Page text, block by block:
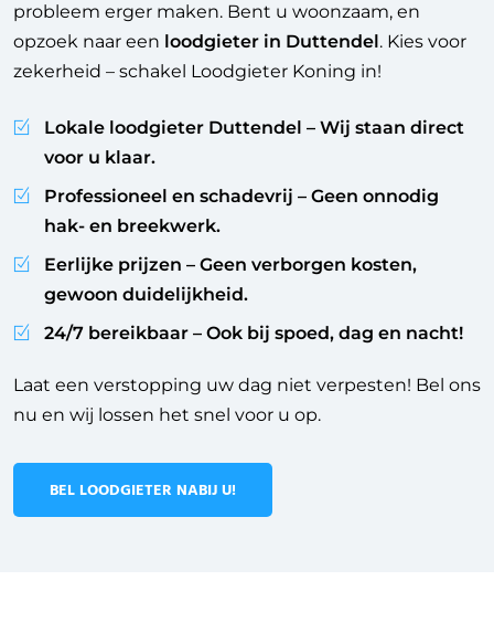
probleem erger maken. Bent u woonzaam, en
opzoek naar een loodgieter in Duttendel. Kies voor
zekerheid – schakel Loodgieter Koning in!
Lokale loodgieter Duttendel – Wij staan direct
voor u klaar.
Professioneel en schadevrij – Geen onnodig
hak- en breekwerk.
Eerlijke prijzen – Geen verborgen kosten,
gewoon duidelijkheid.
24/7 bereikbaar – Ook bij spoed, dag en nacht!
Laat een verstopping uw dag niet verpesten! Bel ons
nu en wij lossen het snel voor u op.
BEL LOODGIETER NABIJ U!